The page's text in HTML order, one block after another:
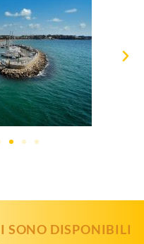
SONO DISPONIBILI